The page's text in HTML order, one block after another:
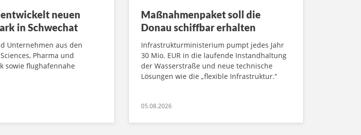
neuen
in Schwechat
Unternehmen aus den
Pharma und
sowie flughafennahe
Maßnahmenpaket soll die
Donau schiffbar erhalten
Infrastrukturministerium pumpt jedes Jahr
30 Mio. EUR in die laufende Instandhaltung
der Wasserstraße und neue technische
Lösungen wie die „flexible Infrastruktur.“
05.08.2026